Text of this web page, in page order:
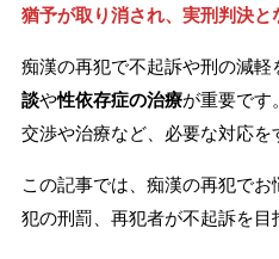
無料相談の口コミ評判
刑事事件データベース
猶予が取り消され、実刑判決
痴漢の再犯で不起訴や刑の減軽
談や性依存症の治療が重要です
交渉や治療など、必要な対応を
この記事では、痴漢の再犯で
犯の刑罰、再犯者が不起訴を目